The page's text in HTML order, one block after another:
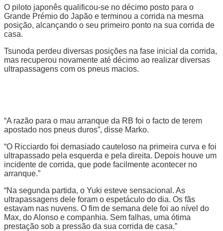
O piloto japonês qualificou-se no décimo posto para o
Grande Prémio do Japão e terminou a corrida na mesma
posição, alcançando o seu primeiro ponto na sua corrida de
casa.
Tsunoda perdeu diversas posições na fase inicial da corrida,
mas recuperou novamente até décimo ao realizar diversas
ultrapassagens com os pneus macios.
“A razão para o mau arranque da RB foi o facto de terem
apostado nos pneus duros”, disse Marko.
“O Ricciardo foi demasiado cauteloso na primeira curva e foi
ultrapassado pela esquerda e pela direita. Depois houve um
incidente de corrida, que pode facilmente acontecer no
arranque.”
“Na segunda partida, o Yuki esteve sensacional. As
ultrapassagens dele foram o espetáculo do dia. Os fãs
estavam nas nuvens. O fim de semana dele foi ao nível do
Max, do Alonso e companhia. Sem falhas, uma ótima
prestação sob a pressão da sua corrida de casa.”